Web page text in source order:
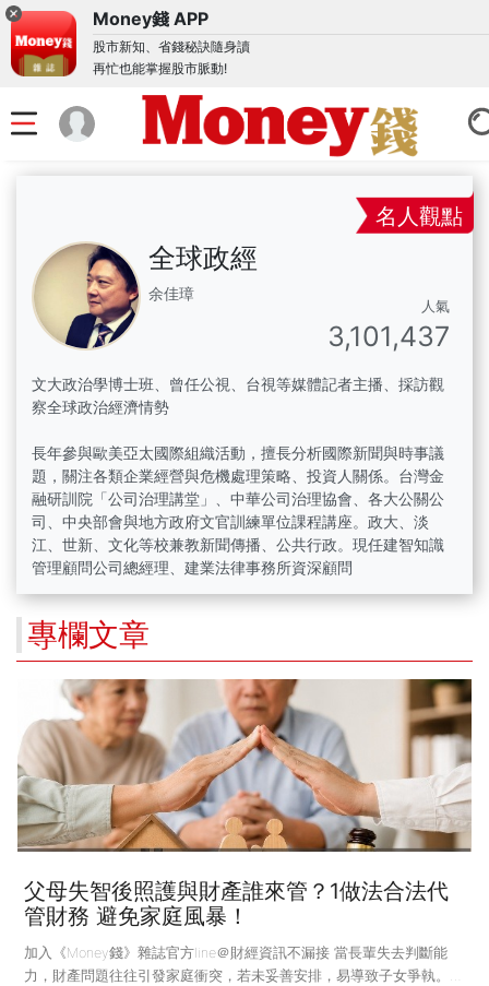
Money錢 APP
股市新知、省錢秘訣隨身讀
再忙也能掌握股市脈動!
名人觀點
全球政經
余佳璋
人氣
3,101,437
文大政治學博士班、曾任公視、台視等媒體記者主播、採訪觀
察全球政治經濟情勢
長年參與歐美亞太國際組織活動，擅長分析國際新聞與時事議
題，關注各類企業經營與危機處理策略、投資人關係。台灣金
融研訓院「公司治理講堂」、中華公司治理協會、各大公關公
司、中央部會與地方政府文官訓練單位課程講座。政大、淡
江、世新、文化等校兼教新聞傳播、公共行政。現任建智知識
管理顧問公司總經理、建業法律事務所資深顧問
專欄文章
父母失智後照護與財產誰來管？1做法合法代
管財務 避免家庭風暴！
加入《Money錢》雜誌官方line＠財經資訊不漏接 當長輩失去判斷能
力，財產問題往往引發家庭衝突，若未妥善安排，易導致子女爭執。長